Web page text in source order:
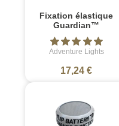
Fixation élastique
Guardian™
Adventure Lights
17,24 €